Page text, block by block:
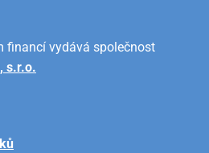
financí vydává společnost
s.r.o.